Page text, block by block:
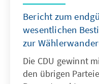
Bericht zum
wesentlichen
zur
Die CDU gewinnt
den übrigen